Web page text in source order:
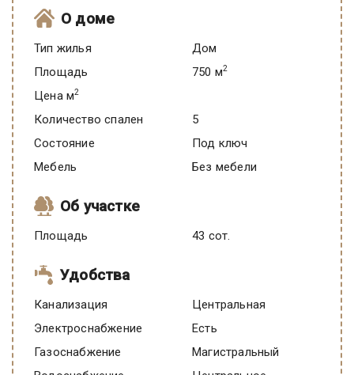
О доме
Тип жилья
Дом
Площадь
750 м2
Цена м2
Количество спален
5
Состояние
под ключ
Мебель
Без мебели
Об участке
Площадь 43 сот.
Удобства
Канализация
Центральная
Электроснабжение
есть
Газоснабжение
Магистральный